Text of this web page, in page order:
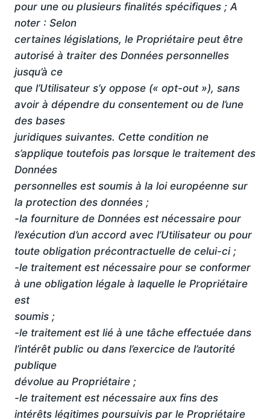
pour une ou plusieurs finalités spécifiques ; A
noter : Selon
certaines législations, le Propriétaire peut être
autorisé à traiter des Données personnelles
jusqu’à ce
que l’Utilisateur s’y oppose (« opt-out »), sans
avoir à dépendre du consentement ou de l’une
des bases
juridiques suivantes. Cette condition ne
s’applique toutefois pas lorsque le traitement des
Données
personnelles est soumis à la loi européenne sur
la protection des données ;
-la fourniture de Données est nécessaire pour
l’exécution d’un accord avec l’Utilisateur ou pour
toute obligation précontractuelle de celui-ci ;
-le traitement est nécessaire pour se conformer
à une obligation légale à laquelle le Propriétaire
est
soumis ;
-le traitement est lié à une tâche effectuée dans
l’intérêt public ou dans l’exercice de l’autorité
publique
dévolue au Propriétaire ;
-le traitement est nécessaire aux fins des
intérêts légitimes poursuivis par le Propriétaire